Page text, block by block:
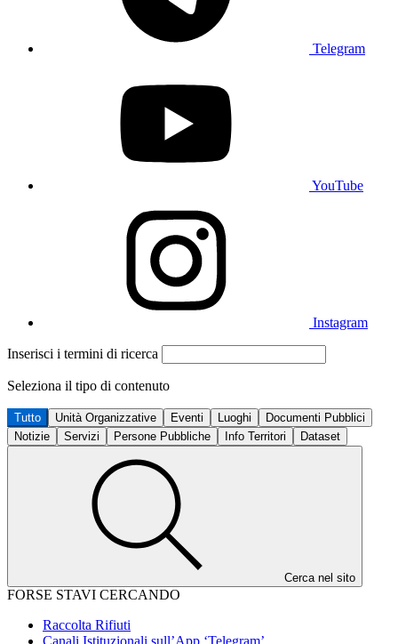
Telegram
YouTube
Instagram
Inserisci i termini di ricerca
Seleziona il tipo di contenuto
Tutto Unità Organizzative Eventi Luoghi
Documenti Pubblici
Notizie
Servizi Persone Pubbliche Info Territori Dataset
Cerca nel sito
FORSE STAVI CERCANDO
Raccolta Rifiuti
Canali Istituzionali sull’App ‘Telegram’